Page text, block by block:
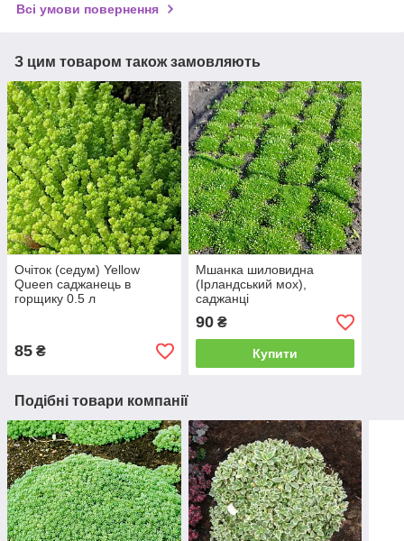
Всі умови повернення
З цим товаром також замовляють
Очіток (седум) Yellow
Queen саджанець в
горщику 0.5 л
85 ₴
Мшанка шиловидна
(Ірландський мох),
саджанці
90₴
Купити
Подібні товари компанії